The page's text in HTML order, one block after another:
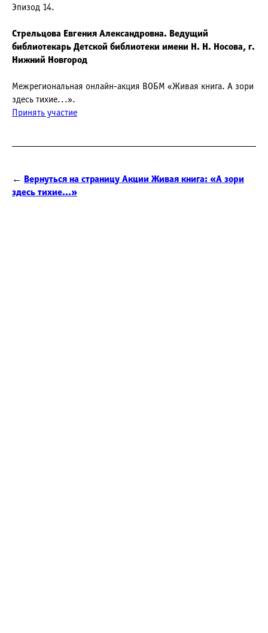
Эпизод 14.
Стрельцова Евгения Александровна. Ведущий
библиотекарь Детской библиотеки имени Н. Н. Носова, г.
Нижний Новгород
Межрегиональная онлайн-акция ВОБМ «Живая книга. А зори
здесь тихие...».
Принять участие
←
Вернуться на страницу Акции Живая книга: «А зори
здесь тихие...»